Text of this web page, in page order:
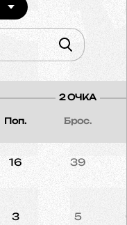
2 ОЧКА
Поп. Брос.
16 39
3 5